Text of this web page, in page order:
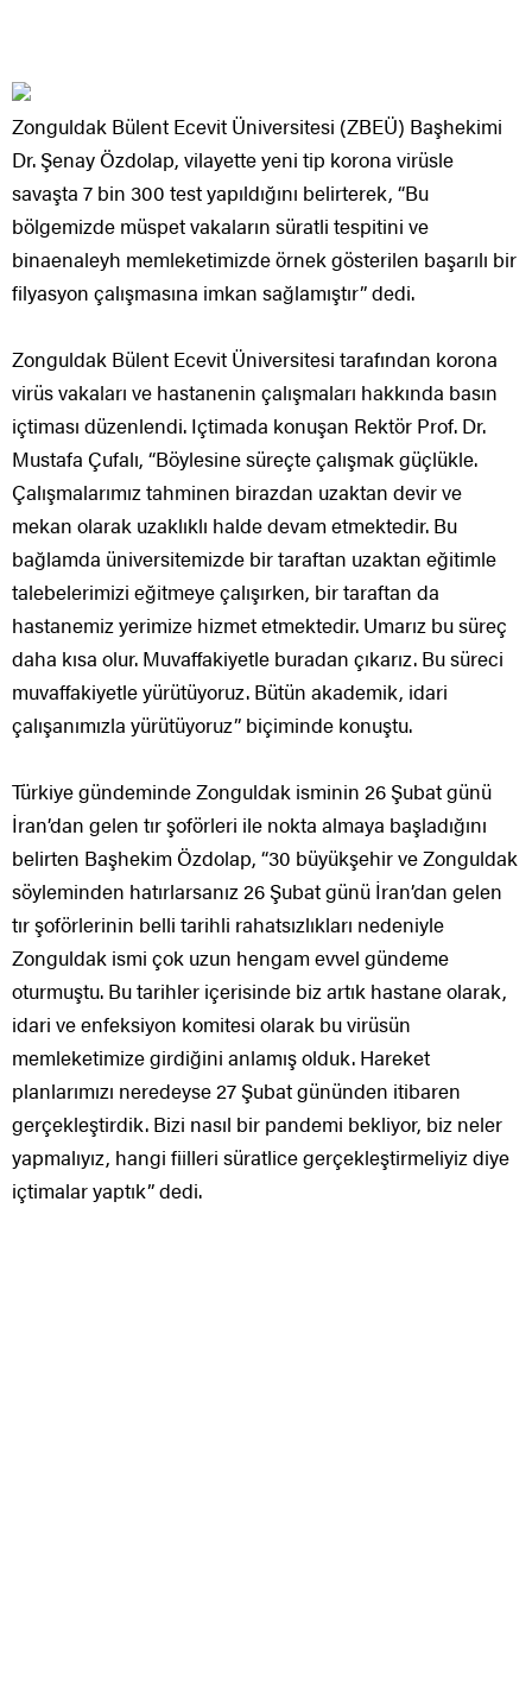
Zonguldak Bülent Ecevit Üniversitesi (ZBEÜ) Başhekimi
Dr. Şenay Özdolap, vilayette yeni tip korona virüsle
savaşta 7 bin 300 test yapıldığını belirterek, “Bu
bölgemizde müspet vakaların süratli tespitini ve
binaenaleyh memleketimizde örnek gösterilen başarılı bir
filyasyon çalışmasına imkan sağlamıştır” dedi.
Zonguldak Bülent Ecevit Üniversitesi tarafından korona
virüs vakaları ve hastanenin çalışmaları hakkında basın
içtiması düzenlendi. Içtimada konuşan Rektör Prof. Dr.
Mustafa Çufalı, “Böylesine süreçte çalışmak güçlükle.
Çalışmalarımız tahminen birazdan uzaktan devir ve
mekan olarak uzaklıklı halde devam etmektedir. Bu
bağlamda üniversitemizde bir taraftan uzaktan eğitimle
talebelerimizi eğitmeye çalışırken, bir taraftan da
hastanemiz yerimize hizmet etmektedir. Umarız bu süreç
daha kısa olur. Muvaffakiyetle buradan çıkarız. Bu süreci
muvaffakiyetle yürütüyoruz. Bütün akademik, idari
çalışanımızla yürütüyoruz” biçiminde konuştu.
Türkiye gündeminde Zonguldak isminin 26 Şubat günü
İran’dan gelen tır şoförleri ile nokta almaya başladığını
belirten Başhekim Özdolap, “30 büyükşehir ve Zonguldak
söyleminden hatırlarsanız 26 Şubat günü İran’dan gelen
tır şoförlerinin belli tarihli rahatsızlıkları nedeniyle
Zonguldak ismi çok uzun hengam evvel gündeme
oturmuştu. Bu tarihler içerisinde biz artık hastane olarak,
idari ve enfeksiyon komitesi olarak bu virüsün
memleketimize girdiğini anlamış olduk. Hareket
planlarımızı neredeyse 27 Şubat gününden itibaren
gerçekleştirdik. Bizi nasıl bir pandemi bekliyor, biz neler
yapmalıyız, hangi fiilleri süratlice gerçekleştirmeliyiz diye
içtimalar yaptık” dedi.